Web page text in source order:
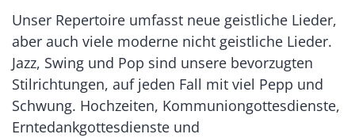
Unser Repertoire umfasst neue geistliche Lieder,
aber auch viele moderne nicht geistliche Lieder.
Jazz, Swing und Pop sind unsere bevorzugten
Stilrichtungen, auf jeden Fall mit viel Pepp und
Schwung. Hochzeiten, Kommuniongottesdienste,
Erntedankgottesdienste und